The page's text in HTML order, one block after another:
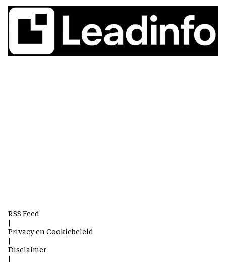
RSS Feed
Privacy en Cookiebeleid
Disclaimer